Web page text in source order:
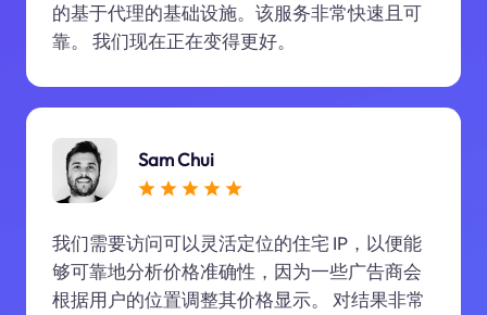
的基于代理的基础设施。该服务非常快速且可
靠。 我们现在正在变得更好。
Sam Chui
我们需要访问可以灵活定位的住宅 IP，以便能
够可靠地分析价格准确性，因为一些广告商会
根据用户的位置调整其价格显示。 对结果非常